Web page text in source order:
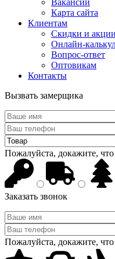
Вакансии
Карта сайта
Клиентам
Скидки и акции
Онлайн-
Вопрос-ответ
Оптовикам
Контакты
Вызвать замерщика
Пожалуйста, докажите,
Заказать звонок
Пожалуйста, докажите,